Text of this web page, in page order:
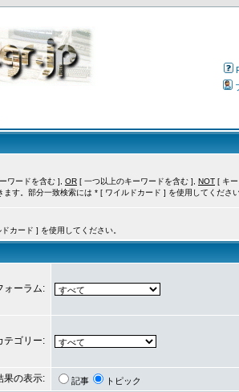
ワードを含む ], OR [ 一つ以上のキーワードを含む ], NOT [ キ
ます。部分一致検索には * [ ワイルドカード ] を使用してくださ
カード ] を使用してください。
ォーラム:
テゴリー:
果の表示: 記事 トピック